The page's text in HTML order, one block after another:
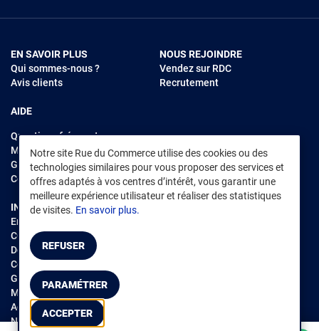
EN SAVOIR PLUS
Qui sommes-nous ?
Avis clients
AIDE
Questions fréquentes
Modes de règlements
Garantie et retours
Contacter Rue du Commerce
NOUS REJOINDRE
Vendez sur RDC
Recrutement
INFORMATIONS LÉGALES
Environnement
CGV /CGU Marketplace
Données personnelles
Cookies
Gérer mes cookies
Mentions légales
Accessibilité : non conforme
Notice d'accessibilité
Notre site Rue du Commerce utilise des cookies ou des
technologies similaires pour vous proposer des services et
offres adaptés à vos centres d’intérêt, vous garantir une
meilleure expérience utilisateur et réaliser des statistiques
de visites. En savoir plus.
REFUSER
PARAMÉTRER
ACCEPTER